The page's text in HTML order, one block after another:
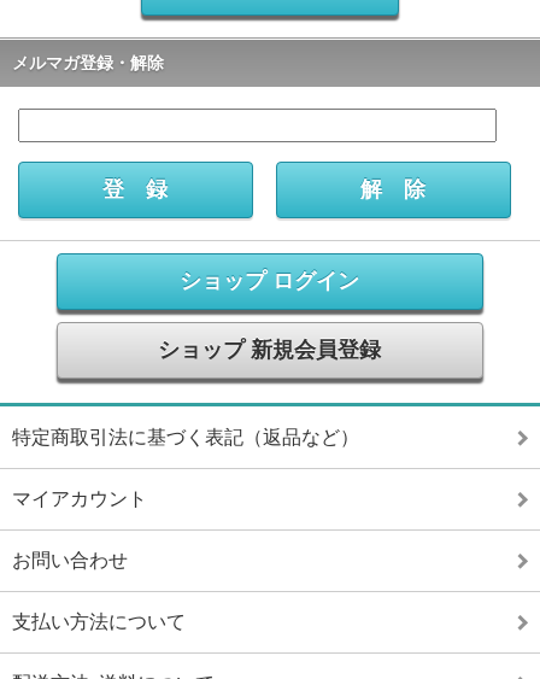
メルマガ登録・解除
ショップ ログイン
ショップ 新規会員登録
特定商取引法に基づく表記（返品など）
マイアカウント
お問い合わせ
支払い方法について